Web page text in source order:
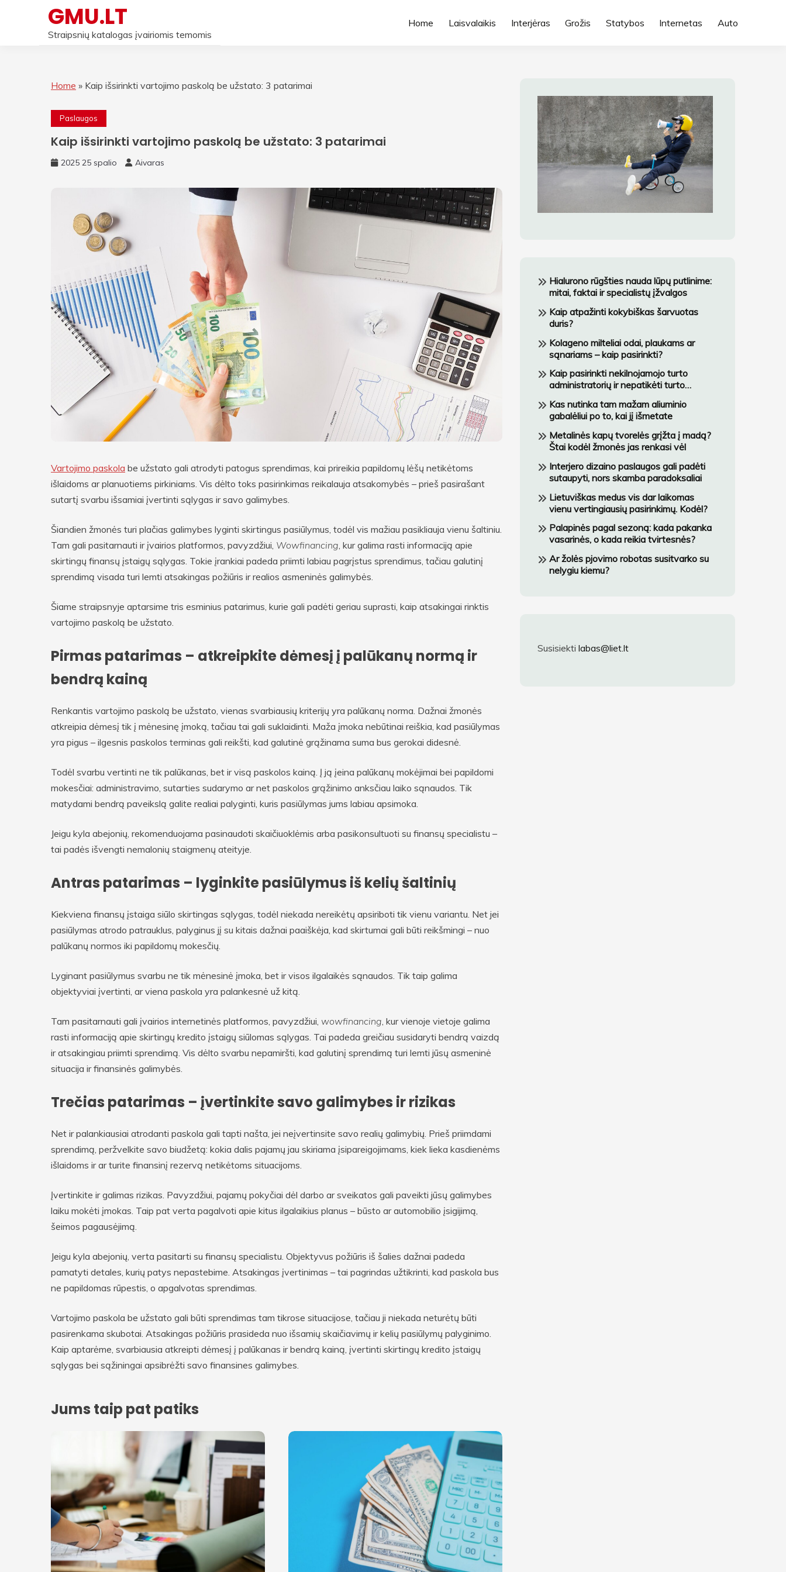
GMU.LT
Straipsnių katalogas įvairiomis temomis
Home Laisvalaikis Interjėras Grožis Statybos Internetas Auto
Home » Kaip išsirinkti vartojimo paskolą be užstato: 3 patarimai
Paslaugos
Kaip išsirinkti vartojimo paskolą be užstato: 3 patarimai
2025 25 spalio Aivaras
Vartojimo paskola be užstato gali atrodyti patogus sprendimas, kai prireikia papildomų lėšų netikėtoms
išlaidoms ar planuotiems pirkiniams. Vis dėlto toks pasirinkimas reikalauja atsakomybės – prieš pasirašant
sutartį svarbu išsamiai įvertinti sąlygas ir savo galimybes.
Šiandien žmonės turi plačias galimybes lyginti skirtingus pasiūlymus, todėl vis mažiau pasikliauja vienu šaltiniu.
Tam gali pasitarnauti ir įvairios platformos, pavyzdžiui, Wowfinancing , kur galima rasti informaciją apie
skirtingų finansų įstaigų sąlygas. Tokie įrankiai padeda priimti labiau pagrįstus sprendimus, tačiau galutinį
sprendimą visada turi lemti atsakingas požiūris ir realios asmeninės galimybės.
Šiame straipsnyje aptarsime tris esminius patarimus, kurie gali padėti geriau suprasti, kaip atsakingai rinktis
vartojimo paskolą be užstato.
Pirmas patarimas – atkreipkite dėmesį į palūkanų normą ir
bendrą kainą
Renkantis vartojimo paskolą be užstato, vienas svarbiausių kriterijų yra palūkanų norma. Dažnai žmonės
atkreipia dėmesį tik į mėnesinę įmoką, tačiau tai gali suklaidinti. Maža įmoka nebūtinai reiškia, kad pasiūlymas
yra pigus – ilgesnis paskolos terminas gali reikšti, kad galutinė grąžinama suma bus gerokai didesnė.
Todėl svarbu vertinti ne tik palūkanas, bet ir visą paskolos kainą. Į ją įeina palūkanų mokėjimai bei papildomi
mokesčiai: administravimo, sutarties sudarymo ar net paskolos grąžinimo anksčiau laiko sąnaudos. Tik
matydami bendrą paveikslą galite realiai palyginti, kuris pasiūlymas jums labiau apsimoka.
Jeigu kyla abejonių, rekomenduojama pasinaudoti skaičiuoklėmis arba pasikonsultuoti su finansų specialistu –
tai padės išvengti nemalonių staigmenų ateityje.
Antras patarimas – lyginkite pasiūlymus iš kelių šaltinių
Kiekviena finansų įstaiga siūlo skirtingas sąlygas, todėl niekada nereikėtų apsiriboti tik vienu variantu. Net jei
pasiūlymas atrodo patrauklus, palyginus jį su kitais dažnai paaiškėja, kad skirtumai gali būti reikšmingi – nuo
palūkanų normos iki papildomų mokesčių.
Lyginant pasiūlymus svarbu ne tik mėnesinė įmoka, bet ir visos ilgalaikės sąnaudos. Tik taip galima
objektyviai įvertinti, ar viena paskola yra palankesnė už kitą.
Tam pasitarnauti gali įvairios internetinės platformos, pavyzdžiui, wowfinancing , kur vienoje vietoje galima
rasti informaciją apie skirtingų kredito įstaigų siūlomas sąlygas. Tai padeda greičiau susidaryti bendrą vaizdą
ir atsakingiau priimti sprendimą. Vis dėlto svarbu nepamiršti, kad galutinį sprendimą turi lemti jūsų asmeninė
situacija ir finansinės galimybės.
Trečias patarimas – įvertinkite savo galimybes ir rizikas
Net ir palankiausiai atrodanti paskola gali tapti našta, jei neįvertinsite savo realių galimybių. Prieš priimdami
sprendimą, peržvelkite savo biudžetą: kokia dalis pajamų jau skiriama įsipareigojimams, kiek lieka kasdienėms
išlaidoms ir ar turite finansinį rezervą netikėtoms situacijoms.
Įvertinkite ir galimas rizikas. Pavyzdžiui, pajamų pokyčiai dėl darbo ar sveikatos gali paveikti jūsų galimybes
laiku mokėti įmokas. Taip pat verta pagalvoti apie kitus ilgalaikius planus – būsto ar automobilio įsigijimą,
šeimos pagausėjimą.
Jeigu kyla abejonių, verta pasitarti su finansų specialistu. Objektyvus požiūris iš šalies dažnai padeda
pamatyti detales, kurių patys nepastebime. Atsakingas įvertinimas – tai pagrindas užtikrinti, kad paskola bus
ne papildomas rūpestis, o apgalvotas sprendimas.
Vartojimo paskola be užstato gali būti sprendimas tam tikrose situacijose, tačiau ji niekada neturėtų būti
pasirenkama skubotai. Atsakingas požiūris prasideda nuo išsamių skaičiavimų ir kelių pasiūlymų palyginimo.
Kaip aptarėme, svarbiausia atkreipti dėmesį į palūkanas ir bendrą kainą, įvertinti skirtingų kredito įstaigų
sąlygas bei sąžiningai apsibrėžti savo finansines galimybes.
Jums taip pat patiks
Hialurono rūgšties nauda lūpų putlinime:
mitai, faktai ir specialistų įžvalgos
Kaip atpažinti kokybiškas šarvuotas
duris?
Kolageno milteliai odai, plaukams ar
sąnariams – kaip pasirinkti?
Kaip pasirinkti nekilnojamojo turto
administratorių ir nepatikėti turto
Kas nutinka tam mažam aliuminio
gabalėliui po to, kai jį išmetate
Metalinės kapų tvorelės grįžta į madą?
Štai kodėl žmonės jas renkasi vėl
Interjero dizaino paslaugos gali padėti
sutaupyti, nors skamba paradoksaliai
Lietuviškas medus vis dar laikomas
vienu vertingiausių pasirinkimų. Kodėl?
Palapinės pagal sezoną: kada pakanka
vasarinės, o kada reikia tvirtesnės?
Ar žolės pjovimo robotas susitvarko su
nelygiu kiemu?
Susisiekti labas@liet.lt